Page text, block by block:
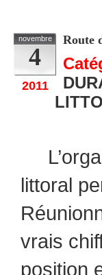
novembre
4
2011
Route
littoral
vrais
position